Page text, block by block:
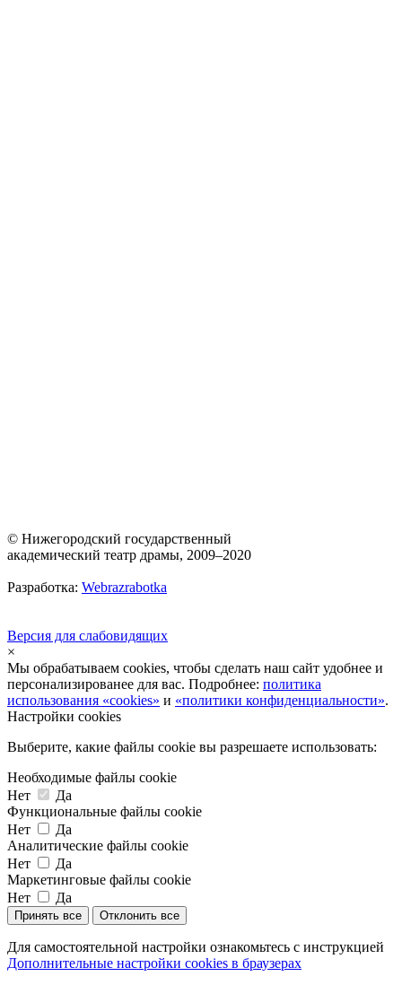
© Нижегородский государственный
академический театр драмы, 2009–2020
Разработка: Webrazrabotka
Версия для слабовидящих
×
Мы обрабатываем cookies, чтобы сделать наш сайт удобнее и
персонализированее для вас. Подробнее: политика
использования «cookies» и «политики конфиденциальности».
Настройки cookies
Выберите, какие файлы cookie вы разрешаете использовать:
Необходимые файлы cookie
Нет
Да
Функциональные файлы cookie
Нет
Да
Аналитические файлы cookie
Нет
Да
Маркетинговые файлы cookie
Нет
Да
Принять все Отклонить все
Для самостоятельной настройки ознакомьтесь с инструкцией
Дополнительные настройки cookies в браузерах